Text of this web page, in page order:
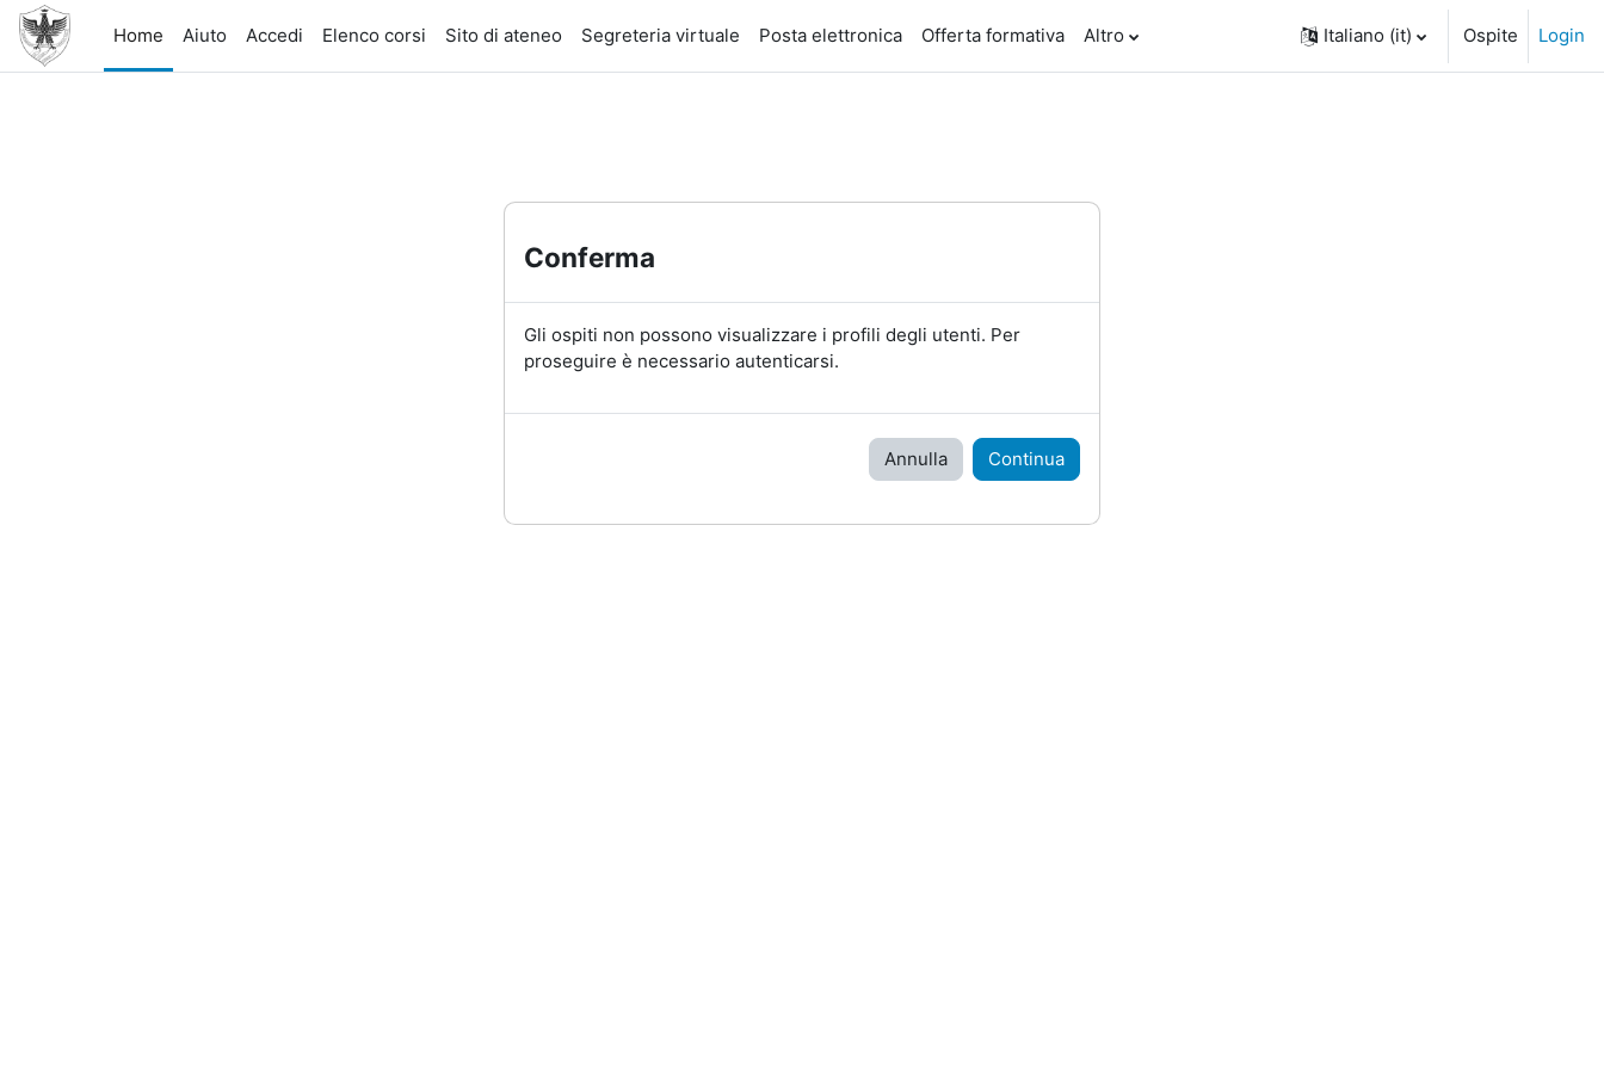
Vai al contenuto principale
Home
Aiuto Accedi Elenco corsi Sito di ateneo Segreteria virtuale Posta elettronica Offerta formativa Altro Italiano ‎(it)‎ Ospite Login
Conferma
Gli ospiti non possono visualizzare i profili degli utenti. Per
proseguire è necessario autenticarsi.
Annulla Continua